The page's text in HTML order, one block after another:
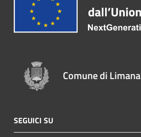
Comune di Limana
SEGUICI SU